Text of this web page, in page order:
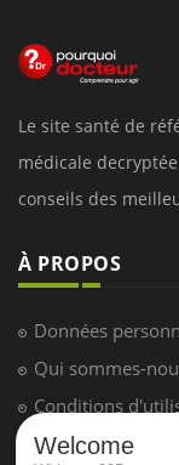
Le site santé de
médicale
conseils des
À PROPOS
Données
Qui sommes-
Conditions
Plan du site
Welcome